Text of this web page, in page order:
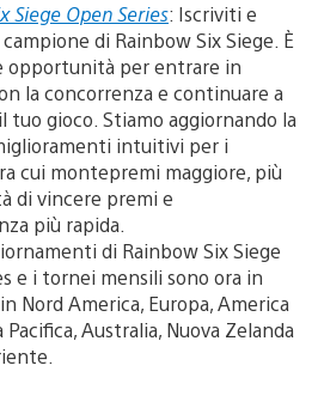
Siege Open Series: Iscriviti e
di Rainbow Six Siege. È
opportunità per entrare in
la concorrenza e continuare a
tuo gioco. Stiamo aggiornando la
intuitivi per i
cui montepremi maggiore, più
di vincere premi e
più rapida.
di Rainbow Six Siege
e i tornei mensili sono ora in
Nord America, Europa, America
Pacifica, Australia, Nuova Zelanda